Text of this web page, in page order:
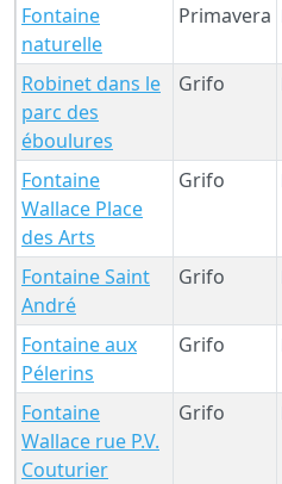
Fontaine
naturelle
Primavera
Robinet dans le
parc des
éboulures
Grifo
Fontaine
Wallace Place
des Arts
Grifo
Fontaine Saint
André
Grifo
Fontaine aux
Pélerins
Grifo
Fontaine
Wallace rue P.V.
Couturier
Grifo